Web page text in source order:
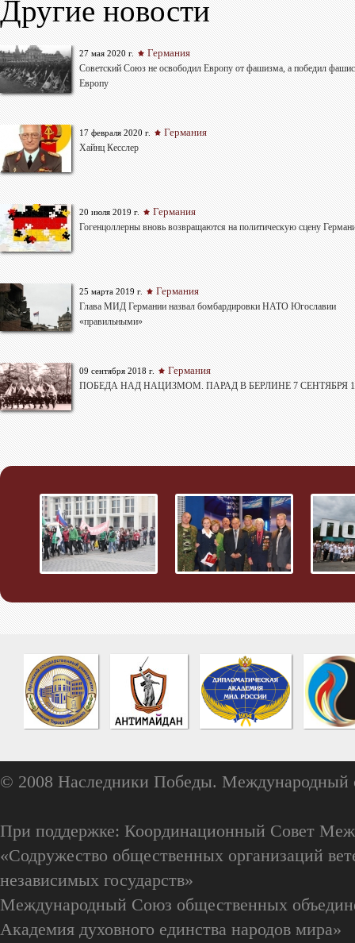
Другие новости
27 мая 2020 г. Германия
Советский Союз не освободил Европу от фашизма, а победил
Европу
17 февраля 2020 г. Германия
Хайнц Кесслер
20 июля 2019 г. Германия
Гогенцоллерны вновь возвращаются на политическую сцену
25 марта 2019 г. Германия
Глава МИД Германии назвал бомбардировки НАТО Югославии
«правильными»
09 сентября 2018 г. Германия
ПОБЕДА НАД НАЦИЗМОМ. ПАРАД В БЕРЛИНЕ 7 СЕНТЯБРЯ
© 2008 Наследники Победы. Международный
При поддержке: Координационный Совет
«Содружество общественных организаций
независимых государств»
Международный Союз общественных
Академия духовного единства народов мира»